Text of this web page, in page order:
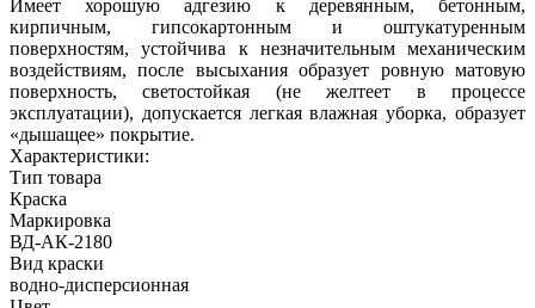
Имеет хорошую адгезию к деревянным, бетонным,
кирпичным, гипсокартонным и оштукатуренным
поверхностям, устойчива к незначительным механическим
воздействиям, после высыхания образует ровную матовую
поверхность, светостойкая (не желтеет в процессе
эксплуатации), допускается легкая влажная уборка, образует
«дышащее» покрытие.
Характеристики:
Тип товара
Краска
Маркировка
ВД-АК-2180
Вид краски
водно-дисперсионная